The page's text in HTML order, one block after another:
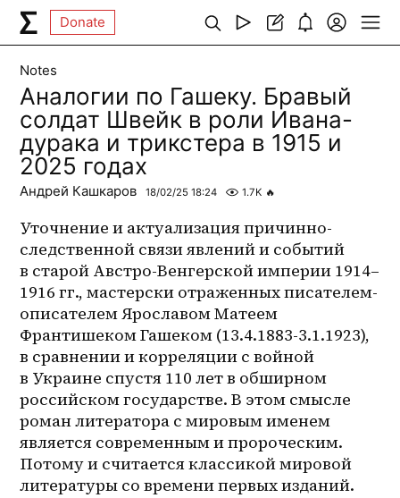
Donate
Notes
Аналогии по Гашеку. Бравый
солдат Швейк в роли Ивана-
дурака и трикстера в 1915 и
2025 годах
Андрей Кашкаров 18/02/25 18:24 1.7K 🔥
Уточнение и актуализация причинно-
следственной связи явлений и событий
в старой Австро-Венгерской империи 1914–
1916 гг., мастерски отраженных писателем-
описателем Ярославом Матеем
Франтишеком Гашеком (13.4.1883-3.1.1923),
в сравнении и корреляции с войной
в Украине спустя 110 лет в обширном
российском государстве. В этом смысле
роман литератора с мировым именем
является современным и пророческим.
Потому и считается классикой мировой
литературы со времени первых изданий.